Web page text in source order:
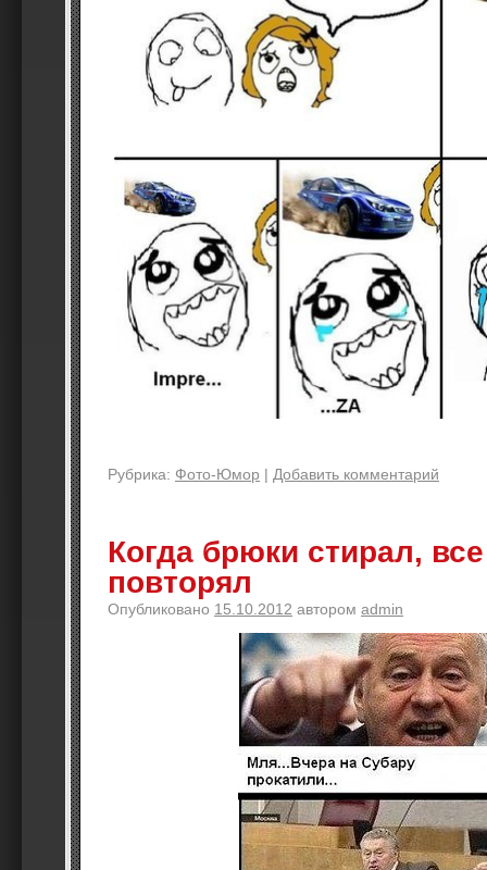
Рубрика: Фото-Юмор | Добавить комментарий
Когда брюки стирал,
повторял
Опубликовано 15.10.2012 автором admin